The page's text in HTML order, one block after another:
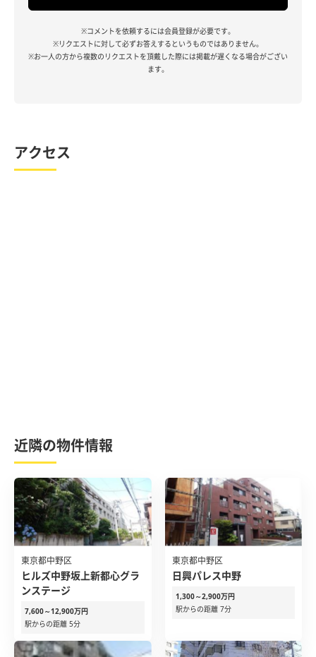
※コメントを依頼するには会員登録が必要です。
※リクエストに対して必ずお答えするというものではありません。
※お一人の方から複数のリクエストを頂戴した際には掲載が遅くなる場合がござい
ます。
アクセス
近隣の物件情報
東京都中野区
ヒルズ中野坂上新都心グラ
ンステージ
7,600～12,900万円
駅からの距離 5分
東京都中野区
日興パレス中野
1,300～2,900万円
駅からの距離 7分